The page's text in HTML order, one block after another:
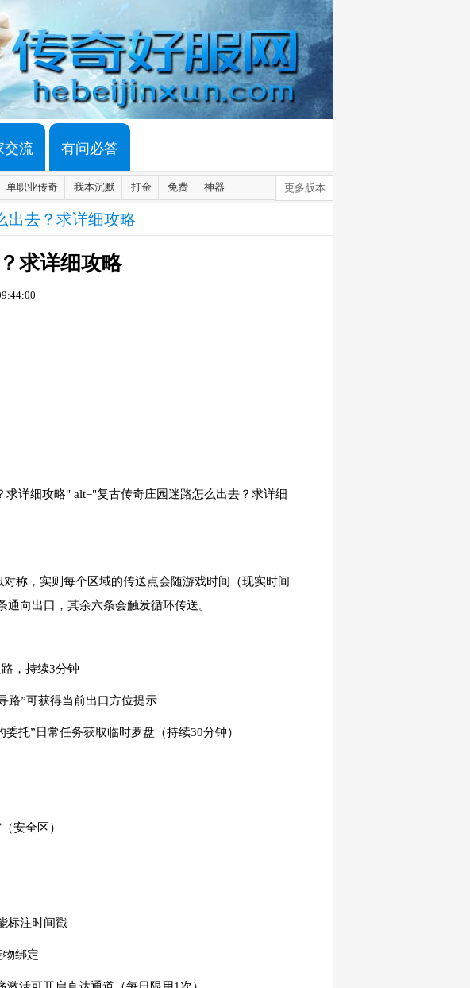
交流 有问必答
单职业传奇 我本沉默 打金 免费 神器 更多版本
出去？求详细攻略
求详细攻略
求详细攻略" alt="复古传奇庄园迷路怎么出去？求详细
称，实则每个区域的传送点会随游戏时间（现实时间
向出口，其余六条会触发循环传送。
，持续3分钟
路”可获得当前出口方位提示
托”日常任务获取临时罗盘（持续30分钟）
安全区）
标注时间戳
绑定